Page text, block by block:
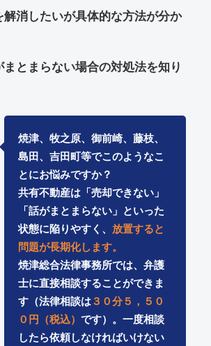
解消したいが具体的な方法が分か
まとまらない場合の対処法を知り
焼津、牧之原、御前崎、藤枝、
島田、吉田町等でこのようなこ
とにお悩みですか？
共有不動産は「売却できない」
「話がまとまらない」といった
状態に陥りやすく、 放置すると
問題が長期化します。
焼津総合法律事務所では、弁護
士に直接相談することができま
す（法律相談は３０分５，５０
０円（税込） です）。一度相談
したら依頼しなければいけない